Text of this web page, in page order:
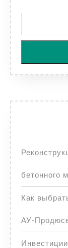
бетонного
Как
АУ-